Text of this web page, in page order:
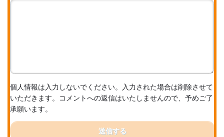
個人情報は入力しないでください。入力された場合は削除させて
いただきます。コメントへの返信はいたしませんので、予めご了
承願います。
送信する